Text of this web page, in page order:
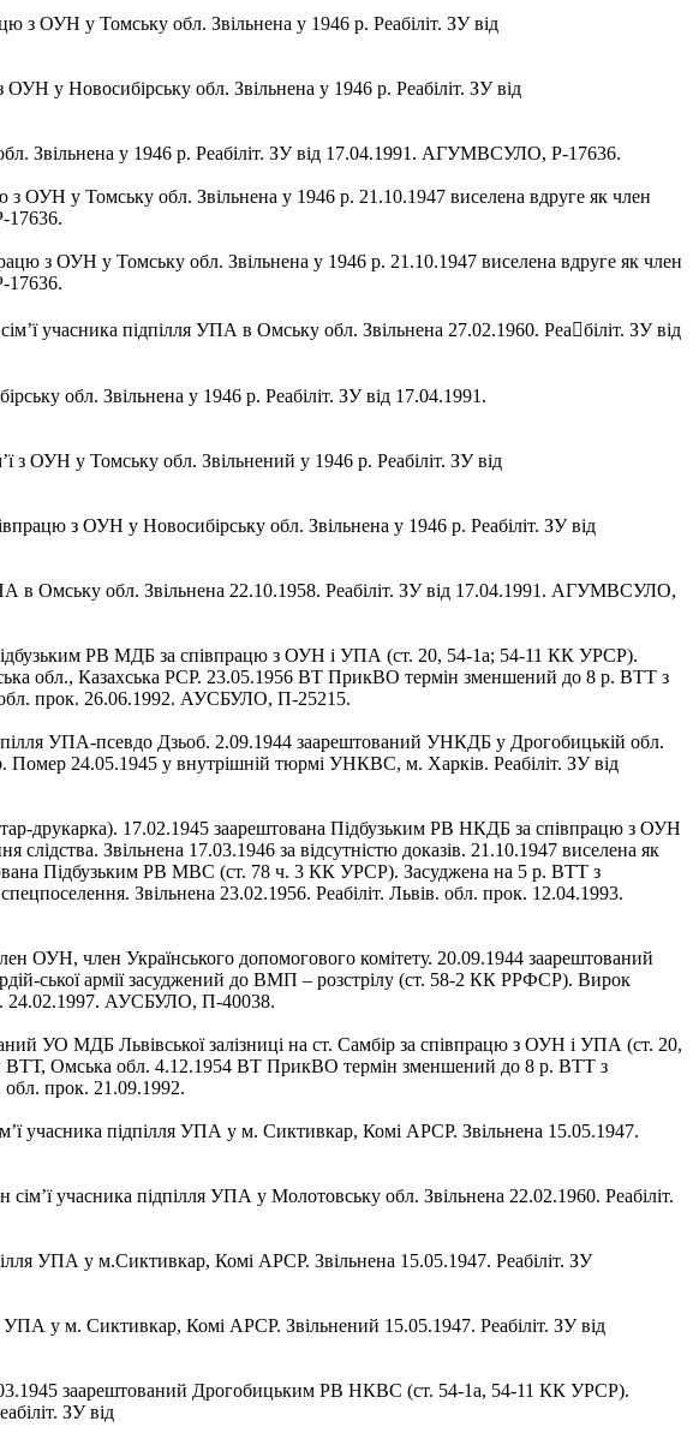
з ОУН у Томську обл. Звільнена у 1946 р. Реабіліт. ЗУ від
ОУН у Новосибірську обл. Звільнена у 1946 р. Реабіліт. ЗУ від
Звільнена у 1946 р. Реабіліт. ЗУ від 17.04.1991. АГУМВСУЛО, Р-17636.
з ОУН у Томську обл. Звільнена у 1946 р. 21.10.1947 виселена вдруге як член
17636.
з ОУН у Томську обл. Звільнена у 1946 р. 21.10.1947 виселена вдруге як член
17636.
учасника підпілля УПА в Омську обл. Звільнена 27.02.1960. Реа￾біліт. ЗУ від
обл. Звільнена у 1946 р. Реабіліт. ЗУ від 17.04.1991.
з ОУН у Томську обл. Звільнений у 1946 р. Реабіліт. ЗУ від
з ОУН у Новосибірську обл. Звільнена у 1946 р. Реабіліт. ЗУ від
в Омську обл. Звільнена 22.10.1958. Реабіліт. ЗУ від 17.04.1991. АГУМВСУЛО,
Підбузьким РВ МДБ за співпрацю з ОУН і УПА (ст. 20, 54-1а; 54-11 КК УРСР).
обл., Казахська РСР. 23.05.1956 ВТ ПрикВО термін зменшений до 8 р. ВТТ з
обл. прок. 26.06.1992. АУСБУЛО, П-25215.
УПА-псевдо Дзьоб. 2.09.1944 заарештований УНКДБ у Дрогобицькій обл.
24.05.1945 у внутрішній тюрмі УНКВС, м. Харків. Реабіліт. ЗУ від
друкарка). 17.02.1945 заарештована Підбузьким РВ НКДБ за співпрацю з ОУН
Звільнена 17.03.1946 за відсутністю доказів. 21.10.1947 виселена як
Підбузьким РВ МВС (ст. 78 ч. 3 КК УРСР). Засуджена на 5 р. ВТТ з
Звільнена 23.02.1956. Реабіліт. Львів. обл. прок. 12.04.1993.
ОУН, член Українського допомогового комітету. 20.09.1944 заарештований
ської армії засуджений до ВМП – розстрілу (ст. 58-2 КК РРФСР). Вирок
24.02.1997. АУСБУЛО, П-40038.
УО МДБ Львівської залізниці на ст. Самбір за співпрацю з ОУН і УПА (ст. 20,
Омська обл. 4.12.1954 ВТ ПрикВО термін зменшений до 8 р. ВТТ з
обл. прок. 21.09.1992.
учасника підпілля УПА у м. Сиктивкар, Комі АРСР. Звільнена 15.05.1947.
учасника підпілля УПА у Молотовську обл. Звільнена 22.02.1960. Реабіліт.
УПА у м.Сиктивкар, Комі АРСР. Звільнена 15.05.1947. Реабіліт. ЗУ
у м. Сиктивкар, Комі АРСР. Звільнений 15.05.1947. Реабіліт. ЗУ від
заарештований Дрогобицьким РВ НКВС (ст. 54-1а, 54-11 КК УРСР).
ЗУ від